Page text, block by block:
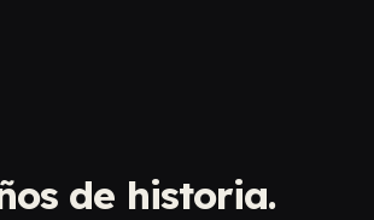
de historia.